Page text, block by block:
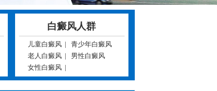
白癜风人群
儿童白癜风
青少年白癜风
老人白癜风
男性白癜风
女性白癜风